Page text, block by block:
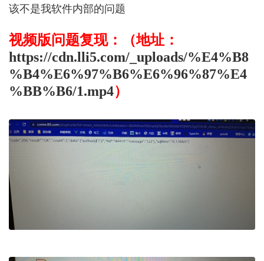
该不是我软件内部的问题
视频版问题复现：（地址：
https://cdn.lli5.com/_uploads/%E4%B8
%B4%E6%97%B6%E6%96%87%E4
%BB%B6/1.mp4）